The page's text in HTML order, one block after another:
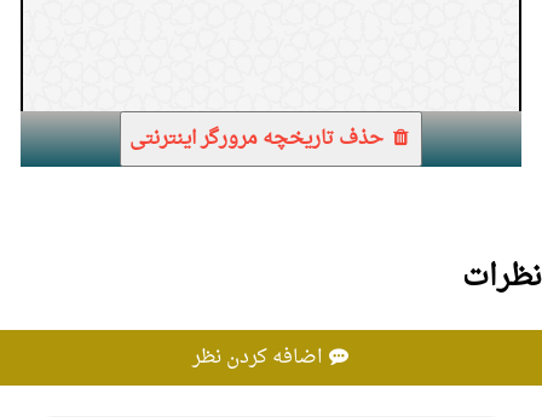
حذف تاریخچه مرورگر اینترنتی
نظرات
اضافه کردن نظر